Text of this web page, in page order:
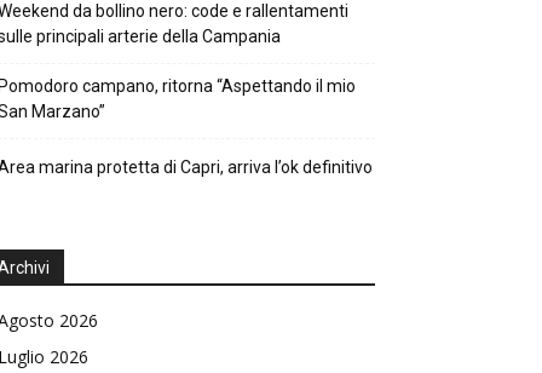
da bollino nero: code e rallentamenti
principali arterie della Campania
campano, ritorna “Aspettando il mio
Marzano”
marina protetta di Capri, arriva l’ok definitivo
2026
2026